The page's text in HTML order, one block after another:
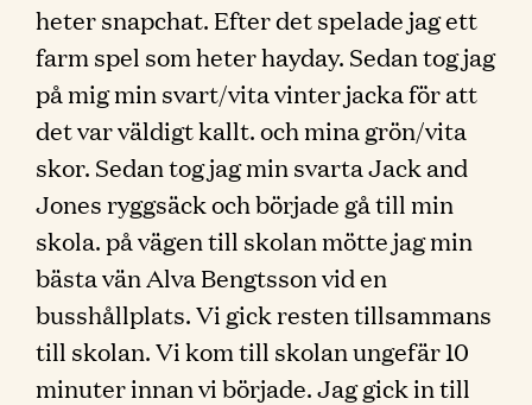
heter snapchat. Efter det spelade jag ett
farm spel som heter hayday. Sedan tog jag
på mig min svart/vita vinter jacka för att
det var väldigt kallt. och mina grön/vita
skor. Sedan tog jag min svarta Jack and
Jones ryggsäck och började gå till min
skola. på vägen till skolan mötte jag min
bästa vän Alva Bengtsson vid en
busshållplats. Vi gick resten tillsammans
till skolan. Vi kom till skolan ungefär 10
minuter innan vi började. Jag gick in till